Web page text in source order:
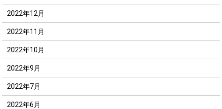
2022年12月
2022年11月
2022年10月
2022年9月
2022年7月
2022年6月